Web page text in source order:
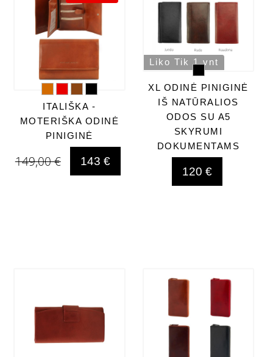
ITALIŠKA -
MOTERIŠKA ODINĖ
PINIGINĖ
149,00 € 143 €
Liko Tik 1 vnt
XL ODINĖ PINIGINĖ
IŠ NATŪRALIOS
ODOS SU A5
SKYRUMI
DOKUMENTAMS
120 €